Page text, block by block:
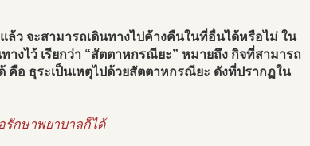
ว จะสามารถเดินทางไปค้างคืนในที่อื่นได้หรือไม่ ใน
างไว้ เรียกว่า “สัตตาหกรณียะ” หมายถึง กิจที่สามารถ
อ ธุระเป็นเหตุไปด้วยสัตตาหกรณียะ ดังที่ปรากฏใน
รักษาพยาบาลก็ได้